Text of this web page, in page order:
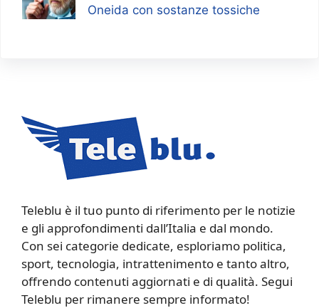
Oneida con sostanze tossiche
Teleblu è il tuo punto di riferimento per le notizie
e gli approfondimenti dall’Italia e dal mondo.
Con sei categorie dedicate, esploriamo politica,
sport, tecnologia, intrattenimento e tanto altro,
offrendo contenuti aggiornati e di qualità. Segui
Teleblu per rimanere sempre informato!